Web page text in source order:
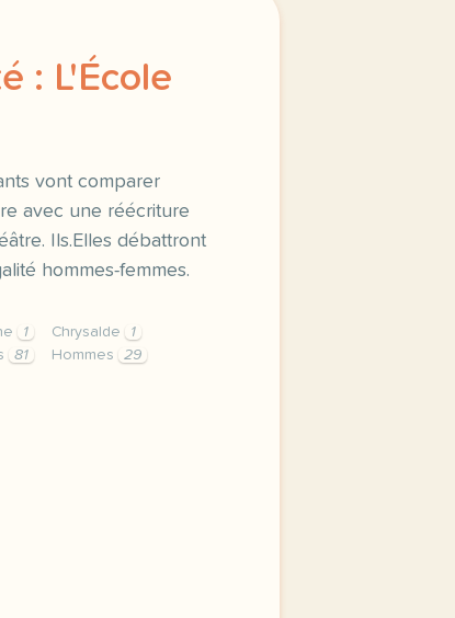
: L'École
vont comparer
avec une réécriture
Ils.Elles débattront
hommes-femmes.
1 Chrysalde
1
81 Hommes
29